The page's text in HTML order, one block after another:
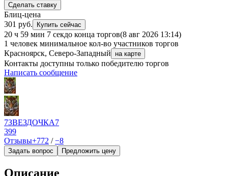
Сделать ставку
Блиц-цена
301 руб.
Купить сейчас
20 ч 59 мин 7 секдо конца торгов(8 авг 2026 13:14)
1 человек минимальное кол-во участников торгов
Красноярск, Северо-Западный
на карте
Контакты доступны только победителю торгов
Написать сообщение
7ЗВЕЗДОЧКА7
399
Отзывы+772 /−8
Задать вопрос Предложить цену
Описание